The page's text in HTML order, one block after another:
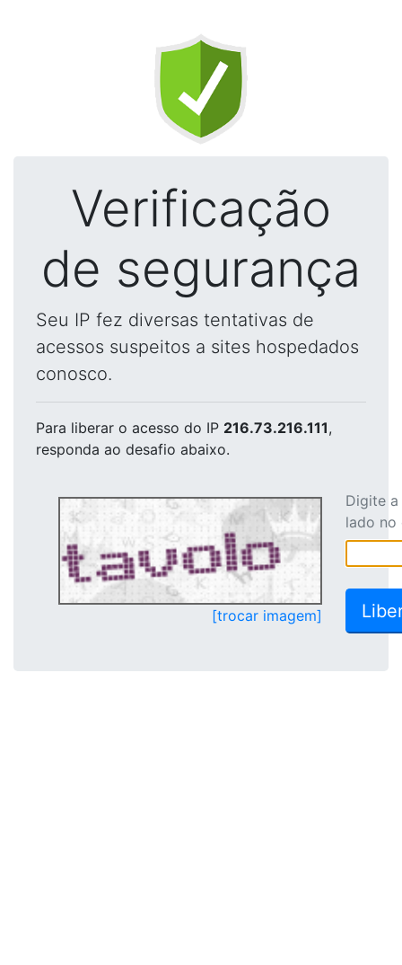
Verificação
de segurança
Seu IP fez diversas tentativas de
acessos suspeitos a sites hospedados
conosco.
Para liberar o acesso do IP 216.73.216.111,
responda ao desafio abaixo.
[trocar imagem]
Digite
lado no